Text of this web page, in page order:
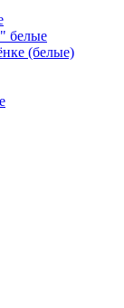
белые
(белые)